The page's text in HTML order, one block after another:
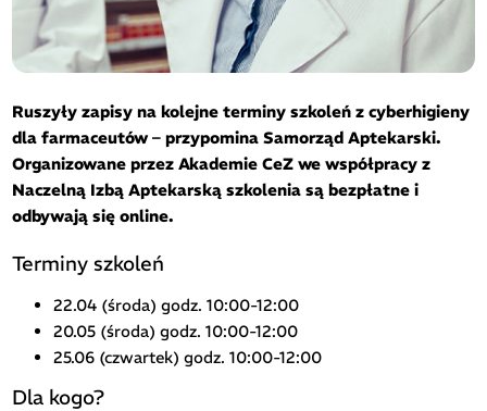
Ruszyły zapisy na kolejne terminy szkoleń z cyberhigieny
dla farmaceutów – przypomina Samorząd Aptekarski.
Organizowane przez Akademie CeZ we współpracy z
Naczelną Izbą Aptekarską szkolenia są bezpłatne i
odbywają się online.
Terminy szkoleń
22.04 (środa) godz. 10:00-12:00
20.05 (środa) godz. 10:00-12:00
25.06 (czwartek) godz. 10:00-12:00
Dla kogo?